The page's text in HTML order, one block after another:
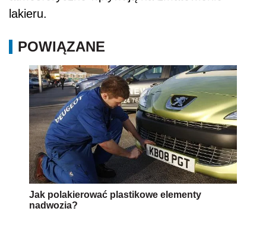
lakieru.
POWIĄZANE
Jak polakierować plastikowe elementy
nadwozia?